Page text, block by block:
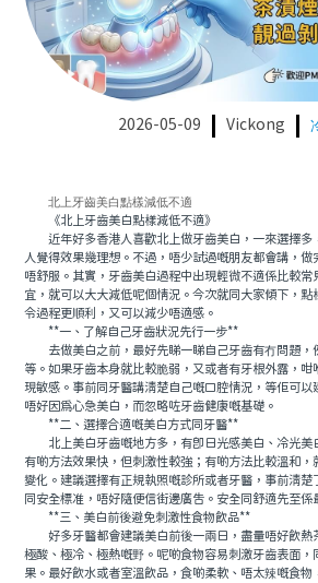
2026-05-09 Vickong
北上牙齒美白點樣減低不適
《北上牙齒美白點樣減低不適》
近年好多香港人喜歡北上做牙齒美白，一來選擇多
人覺得效果幾理想。不過，唔少試過嘅朋友都會講，
唔舒服。其實，牙齒美白過程中出現輕微不適係比較
宜，就可以大大減低呢個情況。今次就同大家傾下，點
令過程更順利，又可以減少唔適感。
**一、了解自己牙齒狀況先行一步**
去做美白之前，最好先睇一睇自己牙齒有冇問題，
等。如果牙齒本身就比較脆弱，又或者有牙根外露，
現敏感。事前同牙醫講清楚自己嘅口腔情況，等佢可以
唔好因爲心急美白，而忽略咗牙齒健康嘅基礎。
**二、選擇合適嘅美白方式同牙醫**
北上美白牙齒嘅地方多，有即日光感美白、冷光美
有啲方法效果快，但刺激性較強；有啲方法比較溫和
變化。建議選擇有正規執照嘅診所或者牙醫，事前清
同安全標准，唔好隨便信街邊廣告。安全同舒適先至係
**三、美白前後避免刺激性食物飲品**
好多牙醫都會建議美白前後一兩日，盡量唔好飲熱
極酸、極冷、極熱嘅野。呢啲食物容易刺激牙齒表面，
果。最好飲水或者室溫飲品，食啲柔軟、唔太辣嘅食物